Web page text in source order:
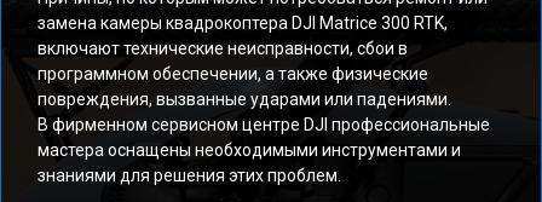
замена камеры квадрокоптера DJI Matrice 300 RTK,
включают технические неисправности, сбои в
программном обеспечении, а также физические
повреждения, вызванные ударами или падениями.
В фирменном сервисном центре DJI профессиональные
мастера оснащены необходимыми инструментами и
знаниями для решения этих проблем.